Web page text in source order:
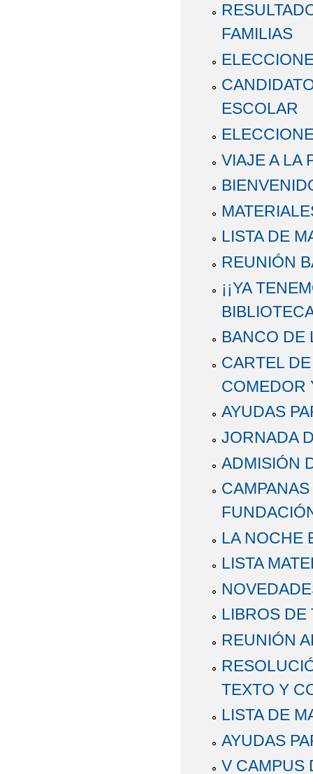
FAMILIAS
ESCOLAR
VIAJE A LA
LISTA DE
REUNIÓN
¡¡YA
BANCO DE
CARTEL
COMEDOR
AYUDAS
JORNADA
ADMISIÓN
LA NOCHE
LISTA
LIBROS DE
REUNIÓN
TEXTO Y
LISTA DE
AYUDAS
V CAMPUS